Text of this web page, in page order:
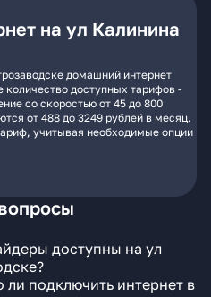
на ул Калинина
домашний интернет
доступных тарифов -
со скоростью от 45 до 800
от 488 до 3249 рублей в месяц.
учитывая необходимые опции
доступны на ул
подключить интернет в